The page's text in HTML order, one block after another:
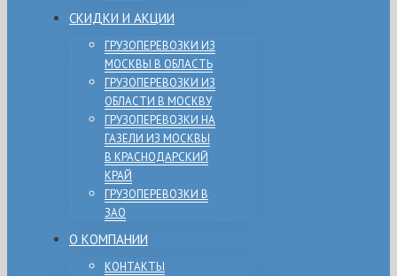
СКИДКИ И АКЦИИ
ГРУЗОПЕРЕВОЗКИ ИЗ
МОСКВЫ В ОБЛАСТЬ
ГРУЗОПЕРЕВОЗКИ ИЗ
ОБЛАСТИ В МОСКВУ
ГРУЗОПЕРЕВОЗКИ НА
ГАЗЕЛИ ИЗ МОСКВЫ
В КРАСНОДАРСКИЙ
КРАЙ
ГРУЗОПЕРЕВОЗКИ В
ЗАО
О КОМПАНИИ
КОНТАКТЫ